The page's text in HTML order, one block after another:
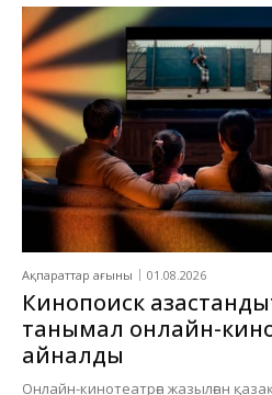
Ақпараттар ағыны 01.08.2026
Кинопоиск
танымал онлайн-
айналды
Онлайн-кинотеатрға жазылған